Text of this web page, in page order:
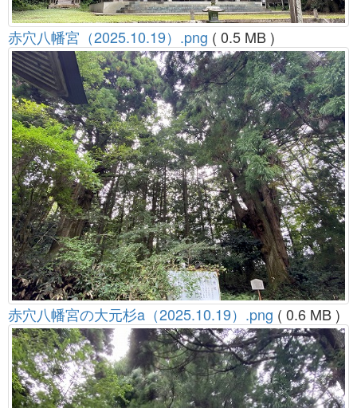
赤穴八幡宮（2025.10.19）.png ( 0.5 MB )
赤穴八幡宮の大元杉a（2025.10.19）.png ( 0.6 MB )